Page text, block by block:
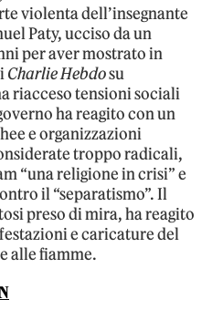
violenta dell’insegnante
Paty, ucciso da un
per aver mostrato in
Charlie Hebdosu
riacceso tensioni sociali
ha reagito con un
e organizzazioni
troppo radicali,
“una religione in crisi” e
il “separatismo”. Il
preso di mira, ha reagito
e caricature del
alle fiamme.